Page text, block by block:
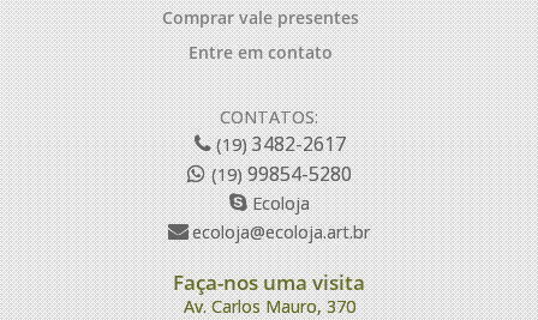
Comprar vale presentes
Entre em contato
CONTATOS:
(19)3482-2617
(19)99854-5280
Ecoloja
ecoloja@ecoloja.art.br
Faça-nos uma visita
Av. Carlos Mauro, 370